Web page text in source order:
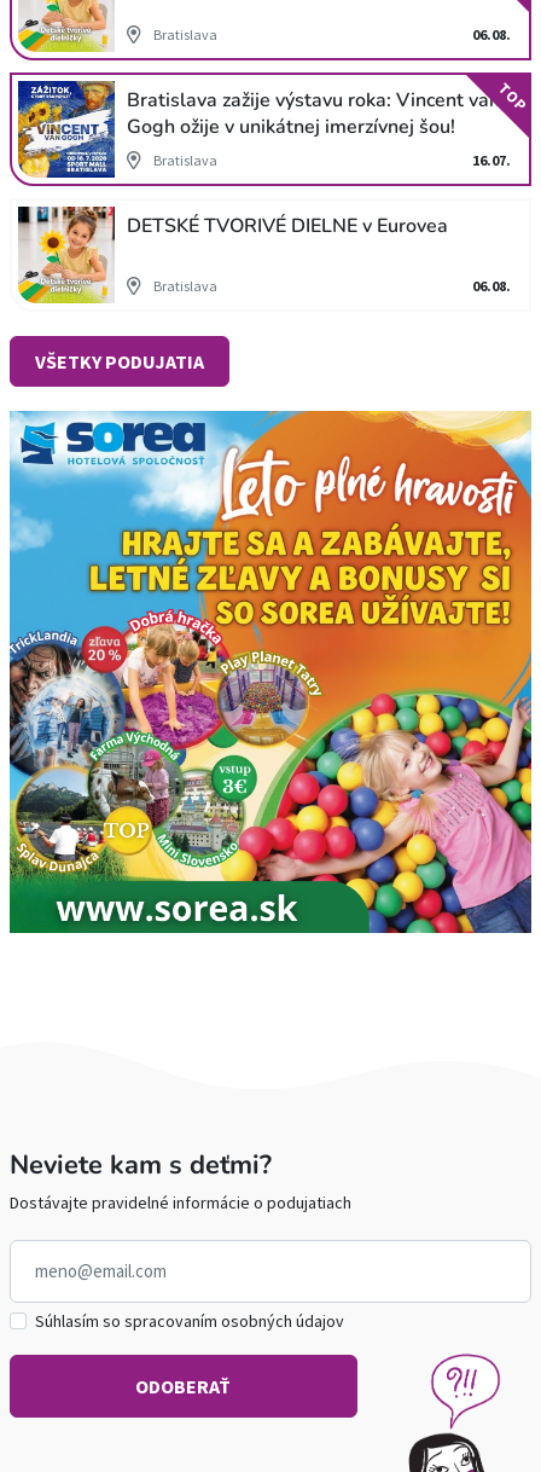
Bratislava 06.08.
Bratislava zažije výstavu roka: Vincent van
Gogh ožije v unikátnej imerzívnej šou!
Bratislava 16.07.
TOP
DETSKÉ TVORIVÉ DIELNE v Eurovea
Bratislava 06.08.
VŠETKY PODUJATIA
Neviete kam s deťmi?
Dostávajte pravidelné informácie o podujatiach
Súhlasím so spracovaním osobných údajov